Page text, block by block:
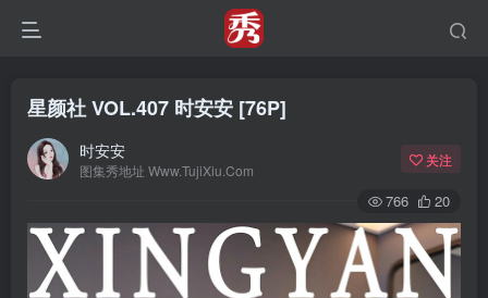
星颜社 VOL.407 时安安 [76P]
时安安
图集秀地址 Www.TujiXiu.Com
关注
766 20